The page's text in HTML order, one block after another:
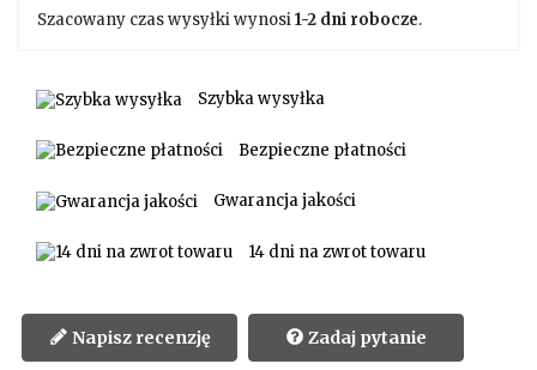
Szacowany czas wysyłki wynosi1-2 dni robocze.
Szybka wysyłka
Bezpieczne płatności
Gwarancja jakości
14 dni na zwrot towaru
Napisz recenzję Zadaj pytanie